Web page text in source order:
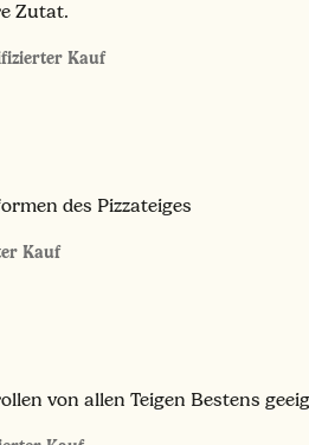
Zutat.
Kauf
des Pizzateiges
Kauf
von allen Teigen Bestens